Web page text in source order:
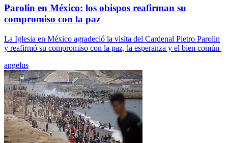
Parolin en México: los obispos reafirman su
compromiso con la paz
La Iglesia en México agradeció la visita del Cardenal Pietro Parolin
y reafirmó su compromiso con la paz, la esperanza y el bien común
angelus